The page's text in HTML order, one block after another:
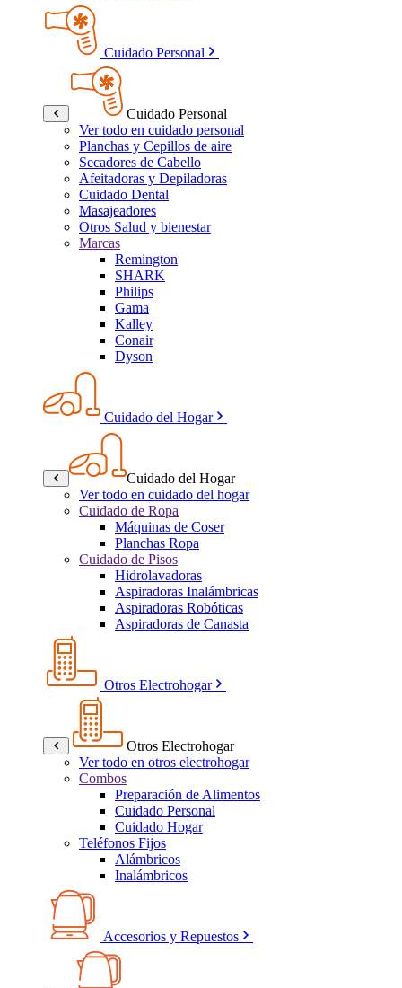
Cuidado Personal
Cuidado Personal
Ver todo en cuidado personal
Planchas y Cepillos de aire
Secadores de Cabello
Afeitadoras y Depiladoras
Cuidado Dental
Masajeadores
Otros Salud y bienestar
Marcas
Remington
SHARK
Philips
Gama
Kalley
Conair
Dyson
Cuidado del Hogar
Cuidado del Hogar
Ver todo en cuidado del hogar
Cuidado de Ropa
Máquinas de Coser
Planchas Ropa
Cuidado de Pisos
Hidrolavadoras
Aspiradoras Inalámbricas
Aspiradoras Robóticas
Aspiradoras de Canasta
Otros Electrohogar
Otros Electrohogar
Ver todo en otros electrohogar
Combos
Preparación de Alimentos
Cuidado Personal
Cuidado Hogar
Teléfonos Fijos
Alámbricos
Inalámbricos
Accesorios y Repuestos